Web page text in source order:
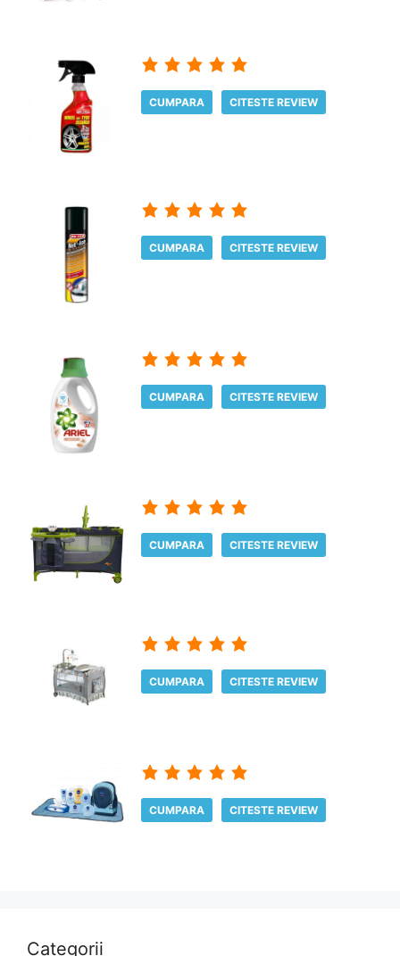
CUMPARA CITESTE REVIEW
CUMPARA CITESTE REVIEW
CUMPARA CITESTE REVIEW
CUMPARA CITESTE REVIEW
CUMPARA CITESTE REVIEW
CUMPARA CITESTE REVIEW
Categorii